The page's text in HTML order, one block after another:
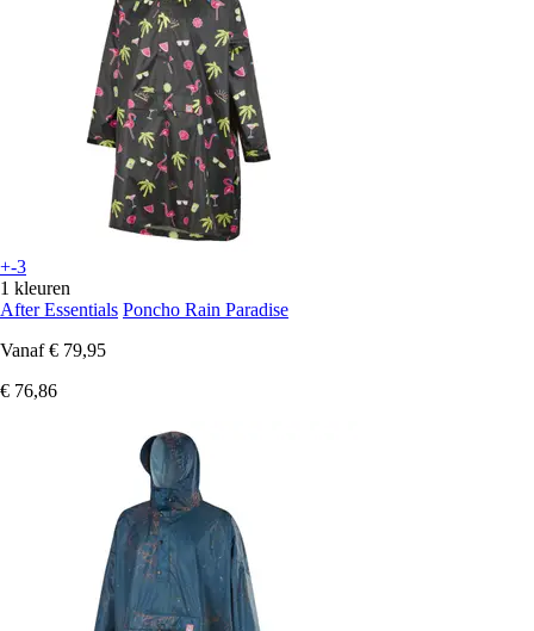
+-3
1 kleuren
After Essentials Poncho Rain Paradise
Vanaf € 79,95
€ 76,86